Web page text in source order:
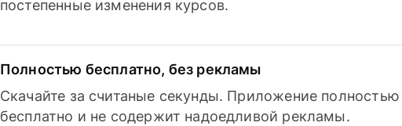
постепенные изменения курсов.
Полностью бесплатно, без рекламы
Скачайте за считаные секунды. Приложение полностью
бесплатно и не содержит надоедливой рекламы.